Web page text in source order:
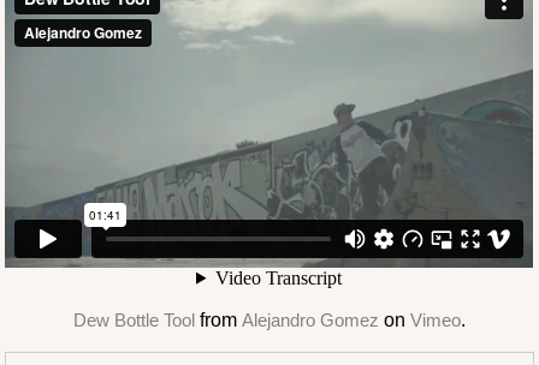
Dew Bottle Toolfrom Alejandro Gomez on Vimeo.